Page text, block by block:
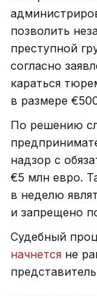
позволить
преступной
согласно
караться
в размере
По решению
надзор с
€5 млн евро.
в неделю
и запрещено
Судебный
начнется не